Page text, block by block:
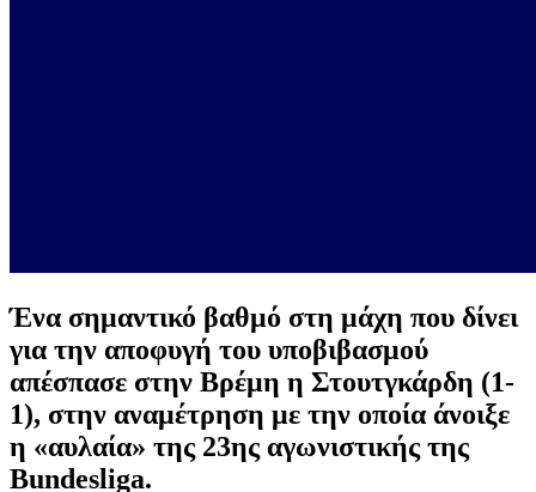
Ένα σημαντικό βαθμό στη μάχη που δίνει
για την αποφυγή του υποβιβασμού
απέσπασε στην Βρέμη η Στουτγκάρδη (1-
1), στην αναμέτρηση με την οποία άνοιξε
η «αυλαία» της 23ης αγωνιστικής της
Bundesliga.